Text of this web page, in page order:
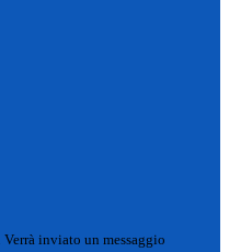
Verrà inviato un messaggio